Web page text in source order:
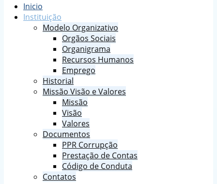
Inicio
Instituição
Modelo Organizativo
Orgãos Sociais
Organigrama
Recursos Humanos
Emprego
Historial
Missão Visão e Valores
Missão
Visão
Valores
Documentos
PPR Corrupção
Prestação de Contas
Código de Conduta
Contatos